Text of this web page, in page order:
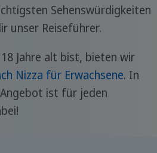
Sehenswürdigkeiten
unser Reiseführer.
Jahre alt bist, bieten wir
Nizza für Erwachsene. In
ist für jeden